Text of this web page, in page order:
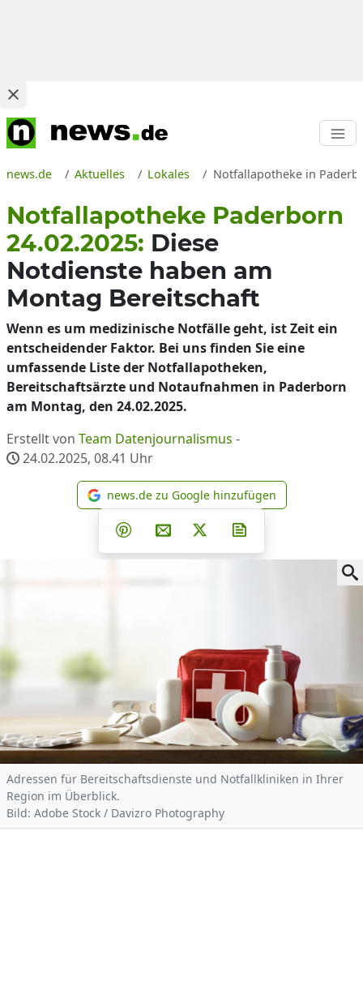
news.de Aktuelles Lokales Notfallapotheke in
Notfallapotheke Paderborn
24.02.2025: Diese
Notdienste haben am
Montag Bereitschaft
Wenn es um medizinische Notfälle geht, ist Zeit ein
entscheidender Faktor. Bei uns finden Sie eine
umfassende Liste der Notfallapotheken,
Bereitschaftsärzte und Notaufnahmen in Paderborn
am Montag, den 24.02.2025.
Erstellt von Team Datenjournalismus -
24.02.2025, 08.41 Uhr
news.de zu Google
news.de zu Google hinzufügen
Teilen auf Facebook
Teilen auf Whatsapp
Teilen auf Telegram
Teilen auf Pinterest
Per E-Mail teilen
Post auf X
Adressen für Bereitschaftsdienste und Notfallkliniken in Ihrer
Region im Überblick.
Bild: Adobe Stock / Davizro Photography